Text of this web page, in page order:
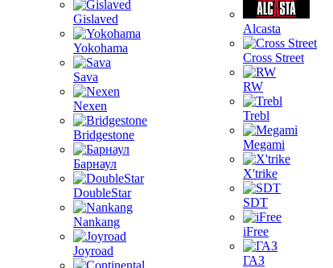
Gislaved
Yokohama
Sava
Nexen
Bridgestone
Барнаул
DoubleStar
Nankang
Joyroad
Alcasta
Cross Street
RW
Trebl
Megami
X'trike
SDT
iFree
ГАЗ